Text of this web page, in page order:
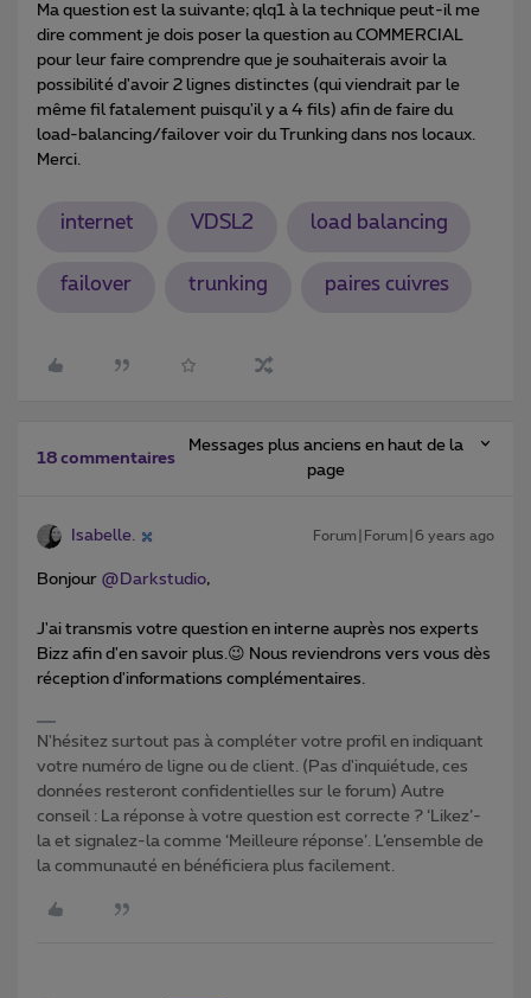
Ma question est la suivante; qlq1 à la technique peut-il me
dire comment je dois poser la question au COMMERCIAL
pour leur faire comprendre que je souhaiterais avoir la
possibilité d'avoir 2 lignes distinctes (qui viendrait par le
même fil fatalement puisqu'il y a 4 fils) afin de faire du
load-balancing/failover voir du Trunking dans nos locaux.
Merci.
internet VDSL2 load balancing
failover trunking paires cuivres
18 commentaires
Messages plus anciens en haut de la
page
Isabelle. Forum|Forum|6 years ago
Bonjour @Darkstudio,
J'ai transmis votre question en interne auprès nos experts
Bizz afin d'en savoir plus.😉 Nous reviendrons vers vous dès
réception d'informations complémentaires.
N'hésitez surtout pas à compléter votre profil en indiquant
votre numéro de ligne ou de client. (Pas d'inquiétude, ces
données resteront confidentielles sur le forum) Autre
conseil : La réponse à votre question est correcte ? ‘Likez’-
la et signalez-la comme ‘Meilleure réponse’. L’ensemble de
la communauté en bénéficiera plus facilement.